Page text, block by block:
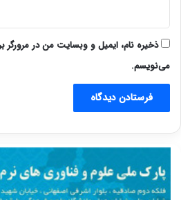
ذخیره نام، ایمیل و وبسایت من در مرورگر
می‌نویسم.